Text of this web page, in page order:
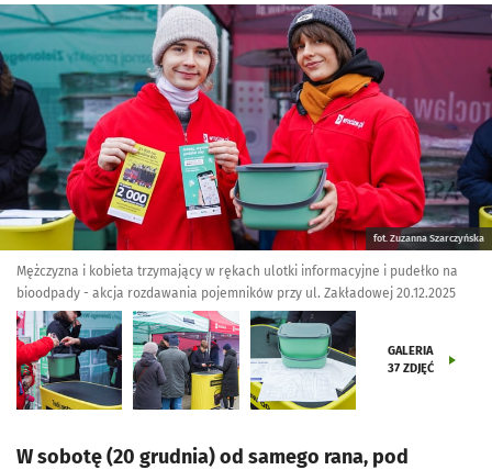
Kliknij, aby zobaczyć galerię
Kliknij, aby powiększyć
fot. Zuzanna Szarczyńska
Mężczyzna i kobieta trzymający w rękach ulotki informacyjne i pudełko na
bioodpady - akcja rozdawania pojemników przy ul. Zakładowej 20.12.2025
GALERIA
37 ZDJĘĆ
W sobotę (20 grudnia) od samego rana, pod